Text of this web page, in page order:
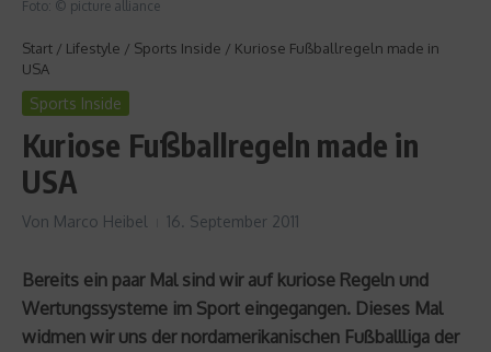
Foto: © picture alliance
Start / Lifestyle / Sports Inside / Kuriose Fußballregeln made in
USA
Sports Inside
Kuriose Fußballregeln made in
USA
Von Marco Heibel 16. September 2011
Bereits ein paar Mal sind wir auf kuriose Regeln und
Wertungssysteme im Sport eingegangen. Dieses Mal
widmen wir uns der nordamerikanischen Fußballliga der